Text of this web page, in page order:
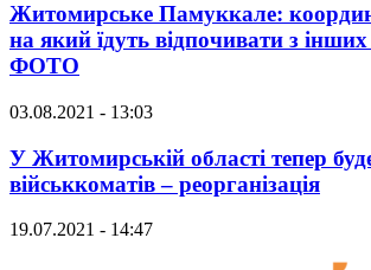
Житомирське Памуккале:
на який їдуть відпочивати з інших
ФОТО
03.08.2021 - 13:03
У Житомирській області тепер
військкоматів – реорганізація
19.07.2021 - 14:47